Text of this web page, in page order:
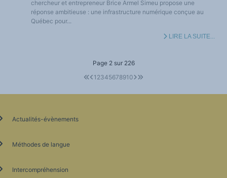
chercheur et entrepreneur Brice Armel Simeu propose une
réponse ambitieuse : une infrastructure numérique conçue au
Québec pour...
LIRE LA SUITE...
Page 2 sur 226
1 2345678910
Actualités-évènements
Méthodes de langue
Intercompréhension